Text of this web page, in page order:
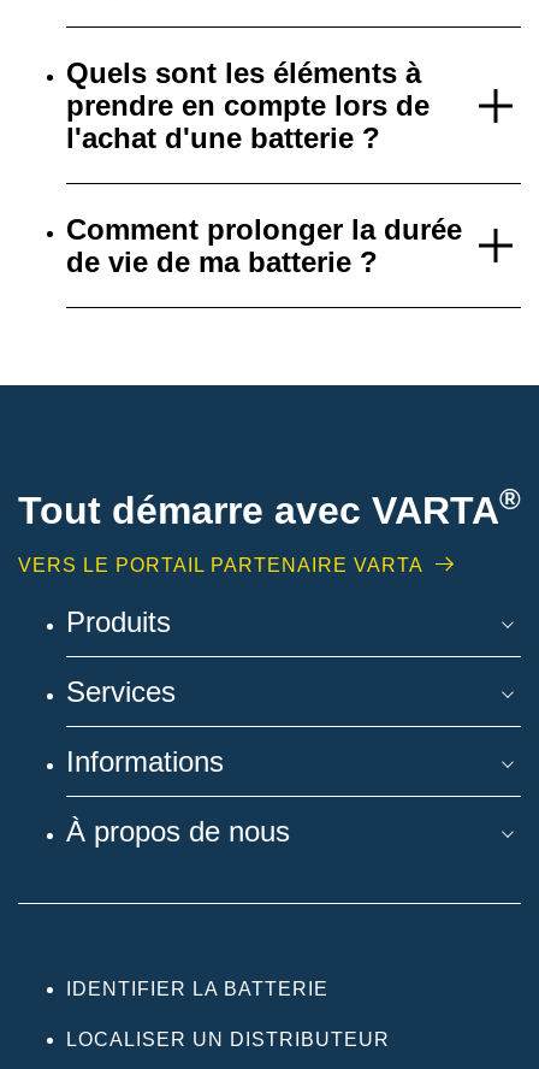
Quels sont les éléments à
prendre en compte lors de
l'achat d'une batterie ?
Comment prolonger la durée
de vie de ma batterie ?
Tout démarre avec VARTA®
VERS LE PORTAIL PARTENAIRE VARTA
Produits
Services
Informations
À propos de nous
IDENTIFIER LA BATTERIE
LOCALISER UN DISTRIBUTEUR